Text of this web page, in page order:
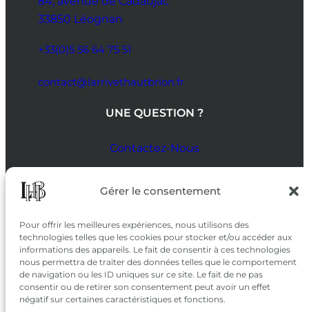
Gérer le consentement
Pour offrir les meilleures expériences, nous utilisons des
technologies telles que les cookies pour stocker et/ou accéder aux
informations des appareils. Le fait de consentir à ces technologies
nous permettra de traiter des données telles que le comportement
de navigation ou les ID uniques sur ce site. Le fait de ne pas
consentir ou de retirer son consentement peut avoir un effet
négatif sur certaines caractéristiques et fonctions.
33850 Léognan
+33(0)5 56 64 75 51
contact@larrivethautbrion.fr
UNE QUESTION ?
Contactez-Nous
SUIVEZ-NOUS
SUR LES RÉSEAUX